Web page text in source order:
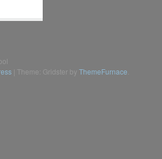
Theme: Gridster by ThemeFurnace